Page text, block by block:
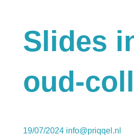
Slides
oud-
19/07/2024 info@priqqel.nl